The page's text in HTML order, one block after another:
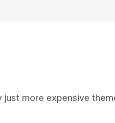
more expensive